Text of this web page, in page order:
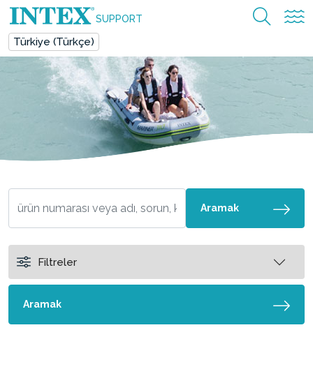
SUPPORT
Türkiye (Türkçe)
Aramak
Filtreler
Aramak